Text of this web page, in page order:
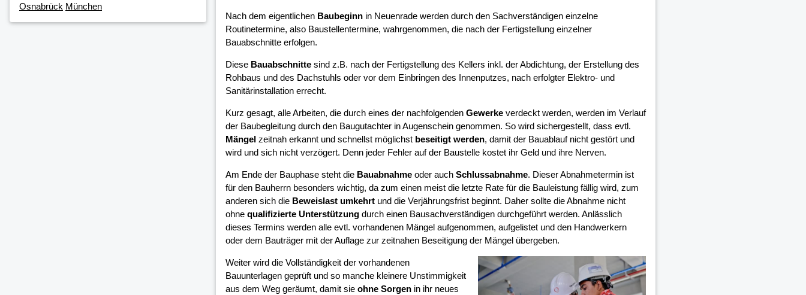
Osnabrück München
Nach dem eigentlichen Baubeginnin Neuenrade werden durch den Sachverständigen einzelne
Routinetermine, also Baustellentermine, wahrgenommen, die nach der Fertigstellung einzelner
Bauabschnitte erfolgen.
Diese Bauabschnittesind z.B. nach der Fertigstellung des Kellers inkl. der Abdichtung, der Erstellung des
Rohbaus und des Dachstuhls oder vor dem Einbringen des Innenputzes, nach erfolgter Elektro- und
Sanitärinstallation errecht.
Kurz gesagt, alle Arbeiten, die durch eines der nachfolgenden Gewerkeverdeckt werden, werden im Verlauf
der Baubegleitung durch den Baugutachter in Augenschein genommen. So wird sichergestellt, dass evtl.
Mängelzeitnah erkannt und schnellst möglichst beseitigt werden, damit der Bauablauf nicht gestört und
wird und sich nicht verzögert. Denn jeder Fehler auf der Baustelle kostet ihr Geld und ihre Nerven.
Am Ende der Bauphase steht die Bauabnahmeoder auch Schlussabnahme. Dieser Abnahmetermin ist
für den Bauherrn besonders wichtig, da zum einen meist die letzte Rate für die Bauleistung fällig wird, zum
anderen sich die Beweislast umkehrtund die Verjährungsfrist beginnt. Daher sollte die Abnahme nicht
ohne qualifizierte Unterstützungdurch einen Bausachverständigen durchgeführt werden. Anlässlich
dieses Termins werden alle evtl. vorhandenen Mängel aufgenommen, aufgelistet und den Handwerkern
oder dem Bauträger mit der Auflage zur zeitnahen Beseitigung der Mängel übergeben.
Weiter wird die Vollständigkeit der vorhandenen
Bauunterlagen geprüft und so manche kleinere Unstimmigkeit
aus dem Weg geräumt, damit sie ohne Sorgenin ihr neues